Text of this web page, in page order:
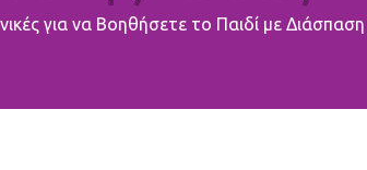
για να Βοηθήσετε το Παιδί με